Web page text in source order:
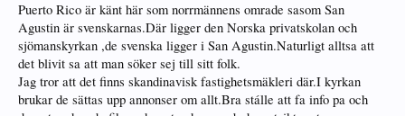
Puerto Rico är känt här som norrmännens omrade sasom San
Agustin är svenskarnas.Där ligger den Norska privatskolan och
sjömanskyrkan ,de svenska ligger i San Agustin.Naturligt alltsa att
det blivit sa att man söker sej till sitt folk.
Jag tror att det finns skandinavisk fastighetsmäkleri där.I kyrkan
brukar de sättas upp annonser om allt.Bra stálle att fa info pa och